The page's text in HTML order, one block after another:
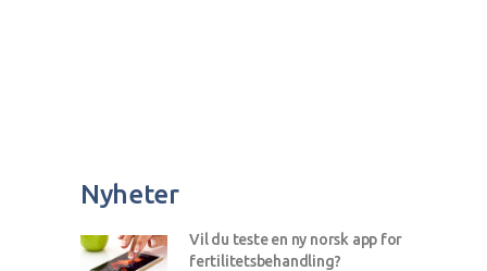
Nyheter
Vil du teste en ny norsk app for
fertilitetsbehandling?